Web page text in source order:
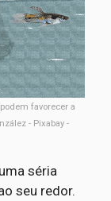
favorecer a
- Pixabay -
séria
seu redor.